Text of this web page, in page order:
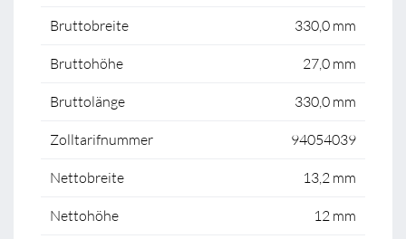
Bruttobreite 330,0 mm
Bruttohöhe 27,0 mm
Bruttolänge 330,0 mm
Zolltarifnummer 94054039
Nettobreite 13,2 mm
Nettohöhe 12 mm